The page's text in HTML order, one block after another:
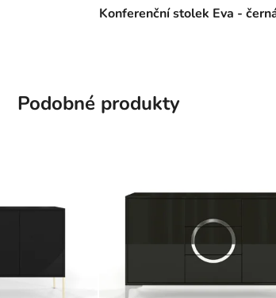
Konferenční stolek Eva -
Podobné produkty